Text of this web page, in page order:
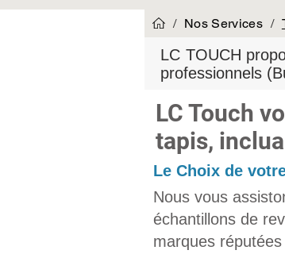
/ Nos Services /
LC TOUCH
professionnels
LC Touch
tapis,
Le Choix de
Nous vous
échantillons de
marques